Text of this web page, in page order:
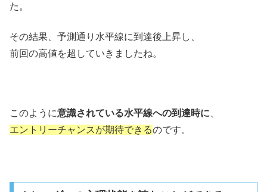
た。
その結果、予測通り水平線に到達後上昇し、
前回の高値を超していきましたね。
このように意識されている水平線への到達時に
エントリーチャンスが期待できるのです。